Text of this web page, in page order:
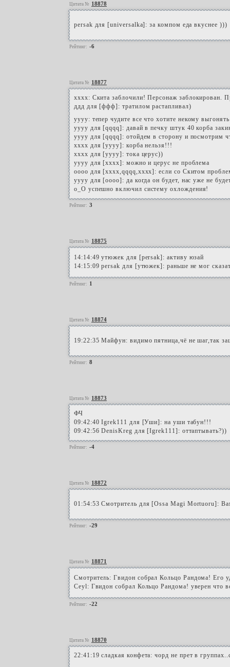
Цитата № 18878
persak для [universalka]: за компом еда вкуснее )))
Рейтинг: -6
Цитата № 18877
хххх: Скита заблочили! Персонаж заблокирован.
ддд для [ффф]: тратилом растапливал)
yyyy: тепер чудите все что хотите некому
yyyy для [qqqq]: давай в печку штук 40 корба
yyyy для [qqqq]: отойдем в сторону и посмотрим
xxxx для [уууу]: корба нельзя!!!
хххх для [уууу]: тока церус))
уууу для [хххх]: можно и церус не проблема
оооо для [хххх,qqqq,xxxx]: если со Скитом
yyyy для [oooo]: да когда он будет, нас уже не
o_O успешно включил систему охлождения!
Рейтинг: 3
Цитата № 18875
14:14:49 утюжек для [persak]: активу юзай
14:15:09 persak для [утюжек]: раньше не мог
Рейтинг: 1
Цитата № 18874
19:22:35 Майфун: видимо пятница,чё не шаг,так
Рейтинг: 8
Цитата № 18873
ФЧ
09:42:40 Igrek111 для [Уши]: на уши табун!!!
09:42:56 DenisKreg для [Igrek111]: оттаптывать?))
Рейтинг: -4
Цитата № 18872
01:54:53 Смотритель для [Ossa Magi Mortuoru]:
Рейтинг: -29
Цитата № 18871
Смотритель: Гвидон собрал Кольцо Рандома! Его
Ceyl: Гвидон собрал Кольцо Рандома! уверен что
Рейтинг: -22
Цитата № 18870
22:41:19 сладкая конфета: чорд не прет в